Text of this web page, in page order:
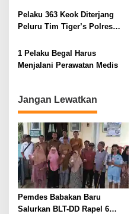
Pelaku 363 Keok Diterjang
Peluru Tim Tiger’s Polres
1 Pelaku Begal Harus
Menjalani Perawatan Medis
Jangan Lewatkan
Pemdes Babakan Baru
Salurkan BLT-DD Rapel 6